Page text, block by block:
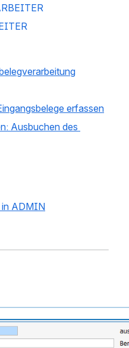
erfassen
Ausbuchen des
in ADMIN